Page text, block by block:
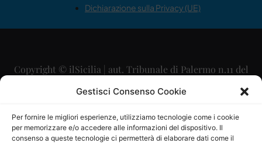
Gestisci Consenso Cookie
Per fornire le migliori esperienze, utilizziamo tecnologie come i cookie
per memorizzare e/o accedere alle informazioni del dispositivo. Il
consenso a queste tecnologie ci permetterà di elaborare dati come il
Dichiarazione sulla Privacy (UE)
Copyright © ilSicilia | aut. Tribunale di Palermo n.11 del
29/09/2015
Direttore Editoriale: Maurizio Scaglione